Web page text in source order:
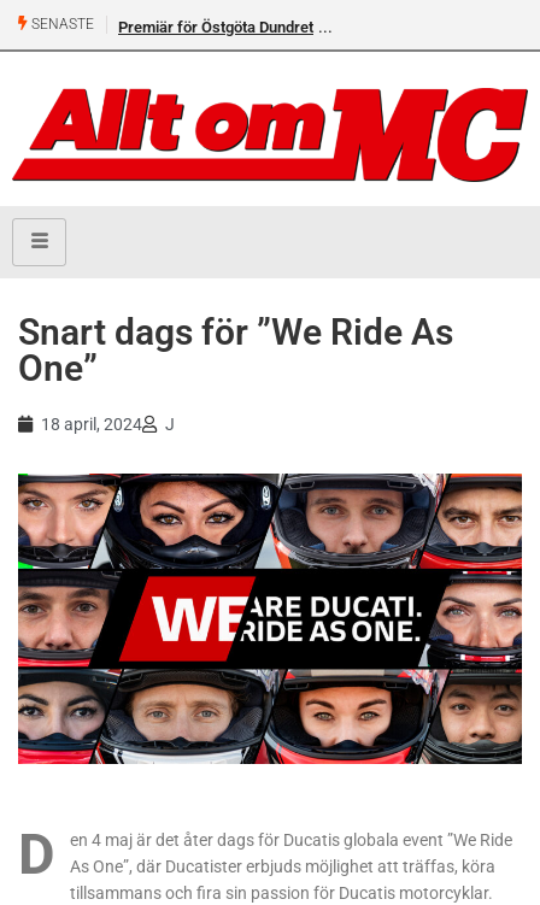
SENASTE Premiär för Östgöta Dundret
Snart dags för ”We Ride As
One”
18 april, 2024 J
D
en 4 maj är det åter dags för Ducatis globala event ”We Ride
As One”, där Ducatister erbjuds möjlighet att träffas, köra
tillsammans och fira sin passion för Ducatis motorcyklar.